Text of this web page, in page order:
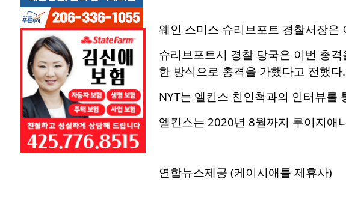
웨인 스미스 슈리브포트 경찰서장은
슈리브포트시 경찰 당국은 이번 총
한 방식으로 총격을 가했다고 전했다.
NYT는 엘킨스 친인척과의 인터뷰를
엘킨스는 2020년 8월까지 루이지애
연합뉴스제공 (케이시애틀 제휴사)